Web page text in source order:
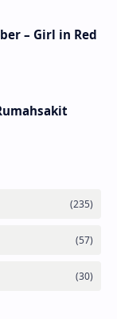
– Girl in Red